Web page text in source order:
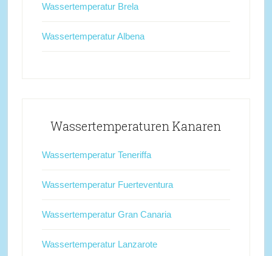
Wassertemperatur Brela
Wassertemperatur Albena
Wassertemperaturen Kanaren
Wassertemperatur Teneriffa
Wassertemperatur Fuerteventura
Wassertemperatur Gran Canaria
Wassertemperatur Lanzarote